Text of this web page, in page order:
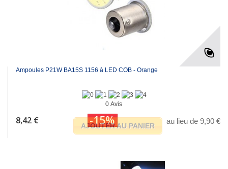
Ampoules P21W BA15S 1156 à LED COB - Orange
0 Avis
8,42 € au lieu de 9,90 €
-15%
AJOUTER AU PANIER